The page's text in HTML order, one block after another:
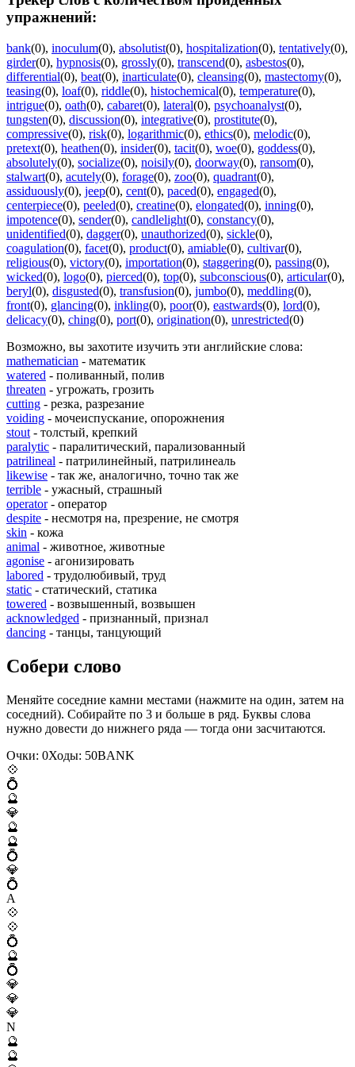
упражнений:
bank(0), inoculum(0), absolutist(0), hospitalization(0), tentatively(0),
girder(0), hypnosis(0), grossly(0), transcend(0), asbestos(0),
differential(0), beat(0), inarticulate(0), cleansing(0), mastectomy(0),
teasing(0), loaf(0), riddle(0), histochemical(0), temperature(0),
intrigue(0), oath(0), cabaret(0), lateral(0), psychoanalyst(0),
tungsten(0), discussion(0), integrative(0), prostitute(0),
compressive(0), risk(0), logarithmic(0), ethics(0), melodic(0),
pretext(0), heathen(0), insider(0), tacit(0), woe(0), goddess(0),
absolutely(0), socialize(0), noisily(0), doorway(0), ransom(0),
stalwart(0), acutely(0), forage(0), zoo(0), quadrant(0),
assiduously(0), jeep(0), cent(0), paced(0), engaged(0),
centerpiece(0), peeled(0), creatine(0), elongated(0), inning(0),
impotence(0), sender(0), candlelight(0), constancy(0),
unidentified(0), dagger(0), unauthorized(0), sickle(0),
coagulation(0), facet(0), product(0), amiable(0), cultivar(0),
religious(0), victory(0), importation(0), staggering(0), passing(0),
wicked(0), logo(0), pierced(0), top(0), subconscious(0), articular(0),
beryl(0), disgusted(0), transfusion(0), jumbo(0), meddling(0),
front(0), glancing(0), inkling(0), poor(0), eastwards(0), lord(0),
delicacy(0), ching(0), port(0), origination(0), unrestricted(0)
Возможно, вы захотите изучить эти английские слова:
mathematician - математик
watered - поливанный, полив
threaten - угрожать, грозить
cutting - резка, разрезание
voiding - мочеиспускание, опорожнения
stout - толстый, крепкий
paralytic - паралитический, парализованный
patrilineal - патрилинейный, патрилинеаль
likewise - так же, аналогично, точно так же
terrible - ужасный, страшный
operator- оператор
despite - несмотря на, презрение, не смотря
skin - кожа
animal - животное, животные
agonise - агонизировать
labored - трудолюбивый, труд
static - статический, статика
towered - возвышенный, возвышен
acknowledged - признанный, признал
dancing - танцы, танцующий
Собери слово
Меняйте соседние камни местами (нажмите на один, затем на
соседний). Собирайте по 3 и больше в ряд. Буквы слова
нужно довести до нижнего ряда — тогда они засчитаются.
Очки: 0Ходы: 50BANK
💠
💍
🔮
💎
🔮
🔮
💍
💎
💍
A
💠
💠
💍
🔮
💍
💎
💎
💎
N
🔮
🔮